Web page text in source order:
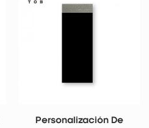
supercondensador, como NMC,
Personalización De